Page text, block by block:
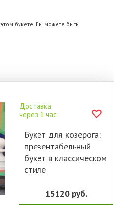
букете, Вы можете быть
Доставка
через 1 час
Букет для козерога:
презентабельный
букет в классическом
стиле
15120 руб.